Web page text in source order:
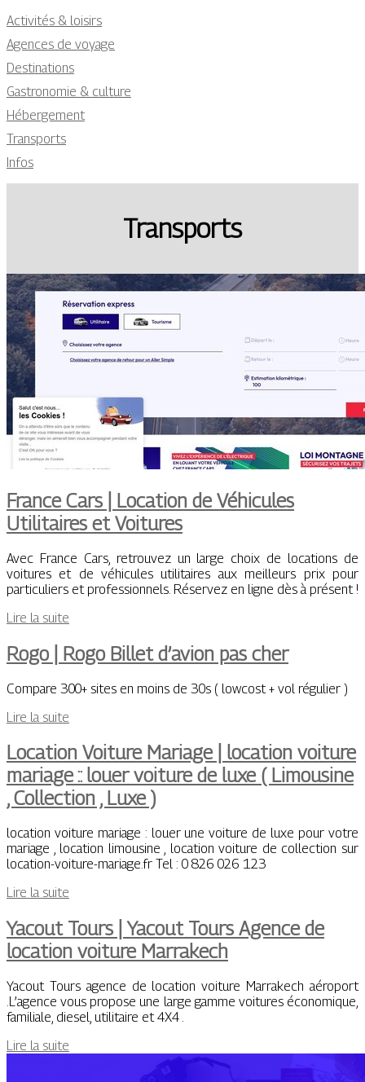
Activités & loisirs
Agences de voyage
Destinations
Gastronomie & culture
Hébergement
Transports
Infos
Transports
France Cars | Location de Véhicules
Utilitaires et Voitures
Avec France Cars, retrouvez un large choix de locations de
voitures et de véhicules utilitaires aux meilleurs prix pour
particuliers et professionnels. Réservez en ligne dès à présent !
Lire la suite
Rogo | Rogo Billet d’avion pas cher
Compare 300+ sites en moins de 30s ( lowcost + vol régulier )
Lire la suite
Location Voiture Mariage | location voiture
mariage :: louer voiture de luxe ( Limousine
, Collection , Luxe )
location voiture mariage : louer une voiture de luxe pour votre
mariage , location limousine , location voiture de collection sur
location-voiture-mariage.fr Tel : 0 826 026 123
Lire la suite
Yacout Tours | Yacout Tours Agence de
location voiture Marrakech
Yacout Tours agence de location voiture Marrakech aéroport
.L’agence vous propose une large gamme voitures économique,
familiale, diesel, utilitaire et 4X4 .
Lire la suite